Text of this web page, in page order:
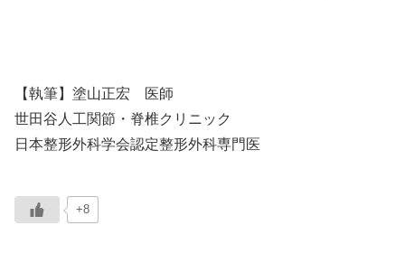
【執筆】塗山正宏 医師
世田谷人工関節・脊椎クリニック
日本整形外科学会認定整形外科専門医
+8